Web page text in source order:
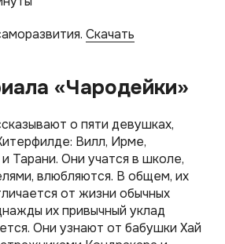
Скачать
«Чародейки»
о пяти девушках,
Вилл, Ирме,
Тарани. Они учатся в школе,
влюбляются. В общем, их
от жизни обычных
их привычный уклад
Они узнают от бабушки Хай